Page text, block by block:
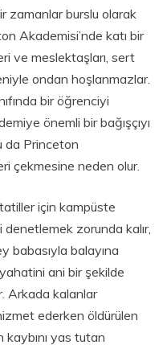
zamanlar burslu olarak
Akademisi’nde katı bir
ve meslektaşları, sert
ondan hoşlanmazlar.
bir öğrenciyi
önemli bir bağışçıyı
da Princeton
çekmesine neden olur.
için kampüste
denetlemek zorunda kalır,
babasıyla balayına
ani bir şekilde
Arkada kalanlar
ederken öldürülen
yas tutan